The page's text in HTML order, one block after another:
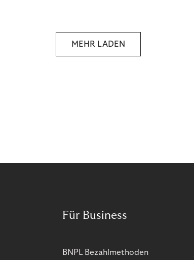
MEHR LADEN
Für Business
BNPL Bezahlmethoden